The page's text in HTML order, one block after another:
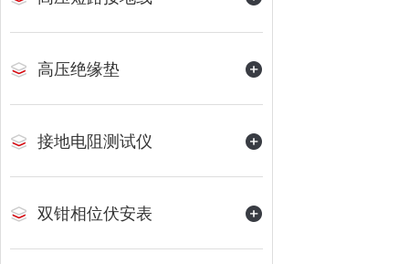
高压绝缘垫
接地电阻测试仪
双钳相位伏安表